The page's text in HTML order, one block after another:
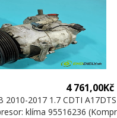
4 761,00Kč
2010-2017 1.7 CDTI
klíma 95516236